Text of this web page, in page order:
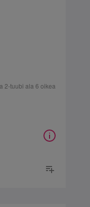
2-tuubi ala 6 oikea